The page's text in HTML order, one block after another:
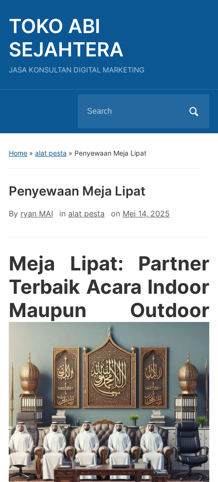
TOKO ABI
SEJAHTERA
JASA KONSULTAN DIGITAL MARKETING
for:
Home» alat pesta » Penyewaan Meja Lipat
Penyewaan Meja Lipat
By ryan MAI in alat pesta on Mei 14, 2025
Meja Lipat: Partner
Terbaik Acara Indoor
Maupun Outdoor